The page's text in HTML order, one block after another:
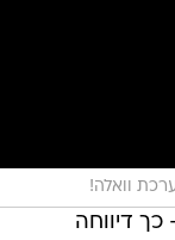
וואלה!
דיווחה